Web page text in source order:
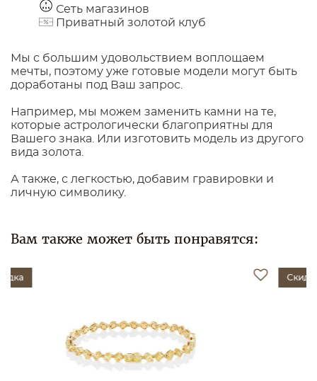
Сеть магазинов
Приватный золотой клуб
Мы с большим удовольствием воплощаем
мечты, поэтому уже готовые модели могут быть
доработаны под Ваш запрос.
Например, мы можем заменить камни на те,
которые астрологически благоприятны для
Вашего знака. Или изготовить модель из другого
вида золота.
А также, с легкостью, добавим гравировки и
личную символику.
Вам также может быть понравятся:
Скидка